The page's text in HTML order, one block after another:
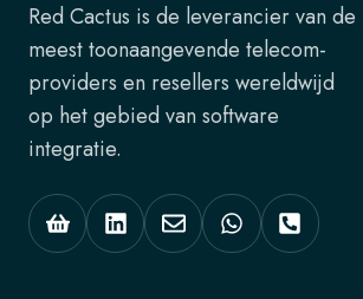
Red Cactus is de leverancier van de
meest toonaangevende telecom-
providers en resellers wereldwijd
op het gebied van software
integratie.